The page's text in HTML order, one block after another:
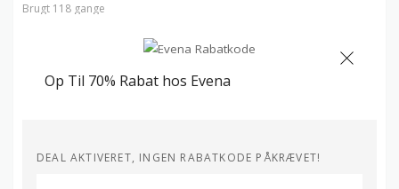
Brugt 118 gange
Op Til 70% Rabat hos Evena
DEAL AKTIVERET, INGEN RABATKODE PÅKRÆVET!